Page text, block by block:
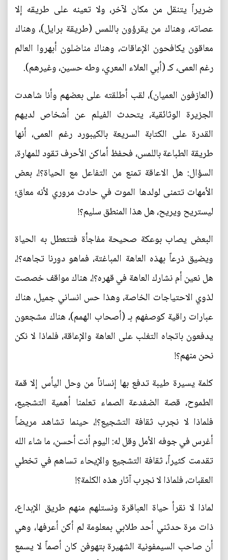
ضريراً يتنقل من مكان لآخر، ولا تعينه على طريقه إلا
عصاته، وهناك من يقرؤون باللمس (طريقة برايل)، وهناك
معاقون يكافحون الإعاقات، وهناك مناضلون أبهروا العالم
رغم العمى، كـ (أبي العلاء المعري، وطه حسين، وغيرهم).
(العازفون العميان)، لقب أطلقته على بعضهم وأنا شاهدت
الجزيرة الوثائقية، يتحدث الفيلم عن أشخاص لديهم
القدرة على الكتابة السريعة بالكيبورد رغم العمى، أنها
طريقة الطباعة باللمس، فحفظ أماكن الأحرف تقود للمهارة،
السؤال: هل الاعاقة تمنع من التفاعل مع الحياة؟!، بعض
الأمهات تتمنى لولدها الموت في حادث مروري لأنه معاق؛
ليستريح ويريح، هل هذا المنطق سليم؟!
البعض يصاب بوعكة صحيحة مفاجأة فتتعطل به الحياة
ويضيق ذرعاً بهذه العاهة المباغتة، فماهو دورنا تجاهه؟!،
هل نعين أم نشارك العاهة في قهره؟!، هناك مواقف خصصت
لذوي الاحتياجات الخاصة، وهذا حس انساني جميل، هناك
عبارات راقية كوصفهم بـ (أصحاب الهمم)، هناك مشجعون
يدفعون باتجاه التغلب على العاهة والإعاقة، فلماذا لا نكن
نحن منهم؟!
كلمة يسيرة طيبة تدفع بها إنساناً من وحل اليأس إلا قمة
الطموح، قصة الضفدعة الصماء تعلمنا أهمية التشجيع،
فلماذا لا نجرب ثقافة التشجيع؟!، حينما تشاهد مريضاً
أغرس في جوفه الأمل وقل له: اليوم أنت أحسن، ما شاء الله
تقدمت كثيراً، ثقافة التشجيع والإيحاء تساهم في تخطي
العقبات، فلماذا لا نجرب آثار هذه الكلمة؟!
لماذا لا نقرأ حياة العباقرة ونستلهم منهم طريق الإبداع،
ذات مرة حدثني أحد طلابي بمعلومة لم أكن أعرفها، وهي
أن صاحب السيمفونية الشهيرة بتهوفن كان أصماً لا يسمع